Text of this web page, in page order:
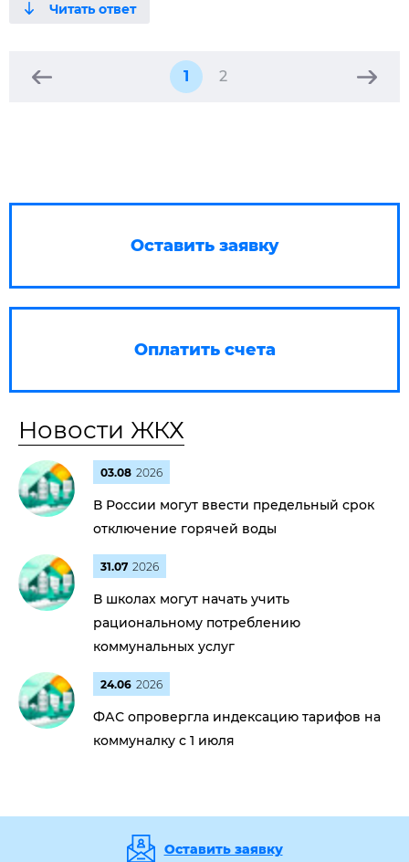
1 2
Оставить заявку
Оплатить счета
Новости ЖКХ
03.08 2026
В России могут ввести предельный срок
отключение горячей воды
31.07 2026
В школах могут начать учить
рациональному потреблению
коммунальных услуг
24.06 2026
ФАС опровергла индексацию тарифов на
коммуналку с 1 июля
Оставить заявку